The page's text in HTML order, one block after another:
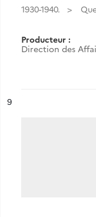
1930-1940.
Producteur :
Direction des
n°
9